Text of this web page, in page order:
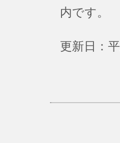
内です。
更新日：